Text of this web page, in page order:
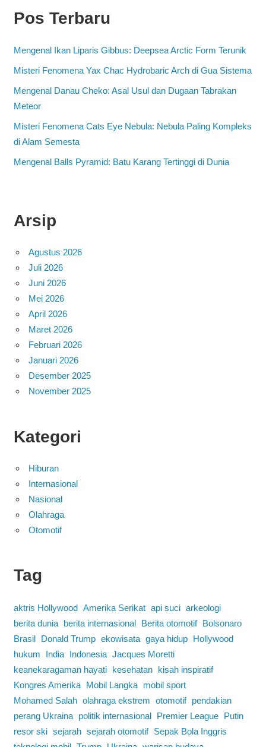
Pos Terbaru
Mengenal Ikan Liparis Gibbus: Deepsea Arctic Form Terunik
Misteri Fenomena Yax Chac Hydrobaric Arch di Gua Sistema
Mengenal Danau Cheko: Asal Usul dan Dugaan Tabrakan
Meteor
Misteri Fenomena Cats Eye Nebula: Nebula Paling Kompleks
di Alam Semesta
Mengenal Balls Pyramid: Batu Karang Tertinggi di Dunia
Arsip
Agustus 2026
Juli 2026
Juni 2026
Mei 2026
April 2026
Maret 2026
Februari 2026
Januari 2026
Desember 2025
November 2025
Kategori
Hiburan
Internasional
Nasional
Olahraga
Otomotif
Tag
aktris Hollywood Amerika Serikat api suci arkeologi
berita dunia
berita internasional Berita otomotif
Bolsonaro
Brasil
Donald Trump ekowisata gaya hidup
Hollywood
hukum
India Indonesia Jacques Moretti
keanekaragaman hayati
kesehatan
kisah inspiratif
Kongres Amerika
Mobil Langka
mobil sport
Mohamed Salah olahraga ekstrem otomotif
pendakian
perang Ukraina
politik internasional Premier League
Putin
resor ski sejarah sejarah otomotif
Sepak Bola Inggris